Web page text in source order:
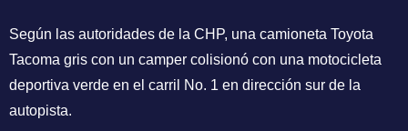
Según las autoridades de la CHP, una camioneta Toyota
Tacoma gris con un camper colisionó con una motocicleta
deportiva verde en el carril No. 1 en dirección sur de la
autopista.